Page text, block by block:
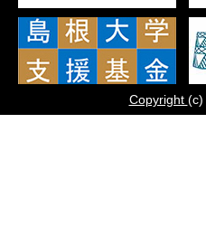
Copyright (c)